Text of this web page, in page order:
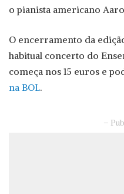
o pianista americano
O encerramento da
habitual concerto do
começa nos 15 euros e
na BOL.
–